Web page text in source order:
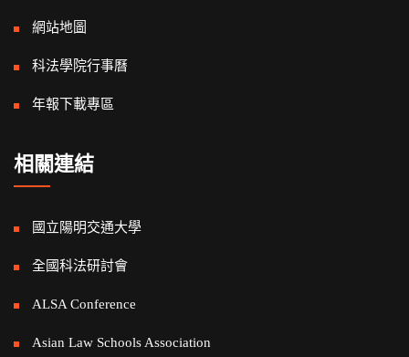
網站地圖
科法學院行事曆
年報下載專區
相關連結
國立陽明交通大學
全國科法研討會
ALSA Conference
Asian Law Schools Association